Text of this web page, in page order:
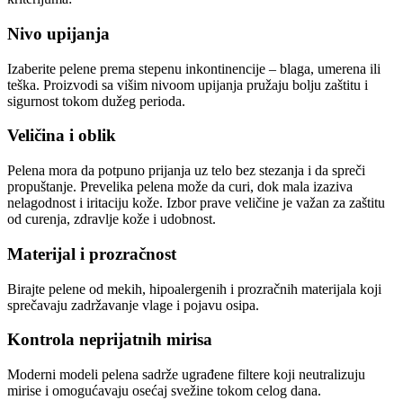
Nivo upijanja
Izaberite pelene prema stepenu inkontinencije – blaga, umerena ili
teška. Proizvodi sa višim nivoom upijanja pružaju bolju zaštitu i
sigurnost tokom dužeg perioda.
Veličina i oblik
Pelena mora da potpuno prijanja uz telo bez stezanja i da spreči
propuštanje. Prevelika pelena može da curi, dok mala izaziva
nelagodnost i iritaciju kože. Izbor prave veličine je važan za zaštitu
od curenja, zdravlje kože i udobnost.
Materijal i prozračnost
Birajte pelene od mekih, hipoalergenih i prozračnih materijala koji
sprečavaju zadržavanje vlage i pojavu osipa.
Kontrola neprijatnih mirisa
Moderni modeli pelena sadrže ugrađene filtere koji neutralizuju
mirise i omogućavaju osećaj svežine tokom celog dana.